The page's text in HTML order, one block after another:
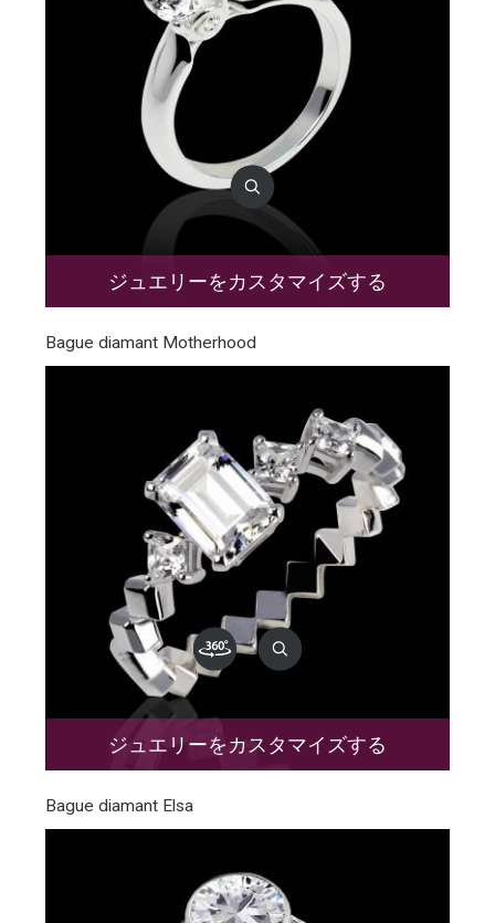
ジュエリーをカスタマイズする
Bague diamant Motherhood
ジュエリーをカスタマイズする
Bague diamant Elsa